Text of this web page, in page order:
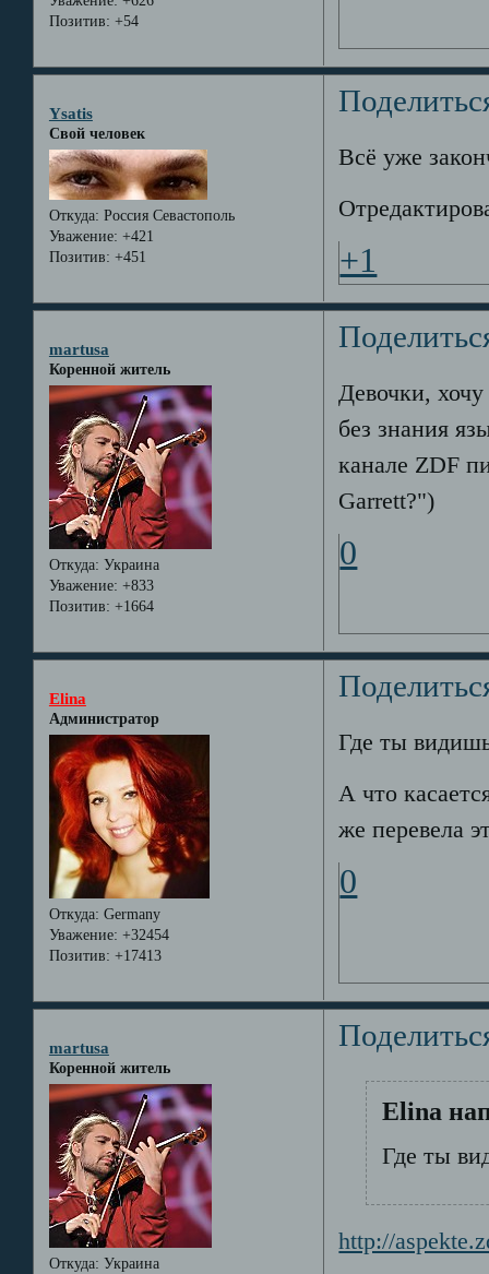
Позитив: +54
Ysatis
Свой человек
Откуда: Россия Севастополь
Уважение: +421
Позитив: +451
Всё уже
+1
martusa
Коренной житель
Откуда: Украина
Уважение: +833
Позитив: +1664
Девочки,
без знания
канале ZDF
Garrett?")
0
Elina
Администратор
Откуда: Germany
Уважение: +32454
Позитив: +17413
Где ты
А что
же перевела
0
martusa
Коренной житель
Откуда: Украина
Elina
Где ты
http://